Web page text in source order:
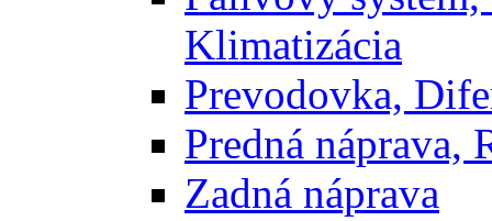
Klimatizácia
Prevodovka,
Predná náprava,
Zadná náprava